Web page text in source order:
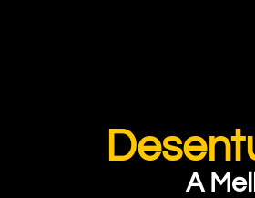
A